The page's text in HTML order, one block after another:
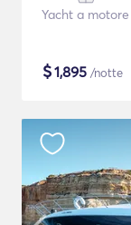
Yacht a motore
$1,895 /notte